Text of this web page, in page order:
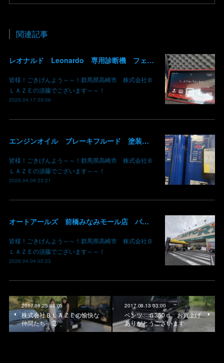
関連記事
レオナルド Leonardo 専用診断機 フェラーリ ランボルギーニ マクラーレン ロールスロイス アストンマーチン ベントレー マセラッティ 関東 北関東 群馬 高崎
皆様！ごきげんよう～～！群馬県高崎市 株式会社Ｂ
ＬＡＺＥの須藤でございます～～！
2026.04.17 09:06
エンジンオイル ブレーキフルード 塗装用シンナー あります！ 価格現状維持 価格吸収 原油不足 値段高騰 群馬 高崎
皆様！ごきげんよう～～！群馬県高崎市 株式会社Ｂ
ＬＡＺＥの須藤でございます～～！
2026.04.09 23:21
オートアールズ 前橋みなみモール店 パワーモールフェス イベント デントリペア 鈑金修理 塗装 出店 キズ へこみ 国産車 輸入車 雹 群馬 高崎 前橋
皆様！ごきげんよう～～！群馬県高崎市 株式会社Ｂ
ＬＡＺＥの須藤でございます～～！
2026.04.04 02:23
2017.08.25 08:05
株式会社ＢＬＡＺＥの愉快な
仲間たち ②
2017.08.13 03:00
ベンツ Ｇ350ｄ お買上げ
ありがとうございます